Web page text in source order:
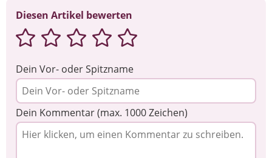
Diesen Artikel bewerten
Dein Vor- oder Spitzname
Dein Kommentar (max. 1000 Zeichen)